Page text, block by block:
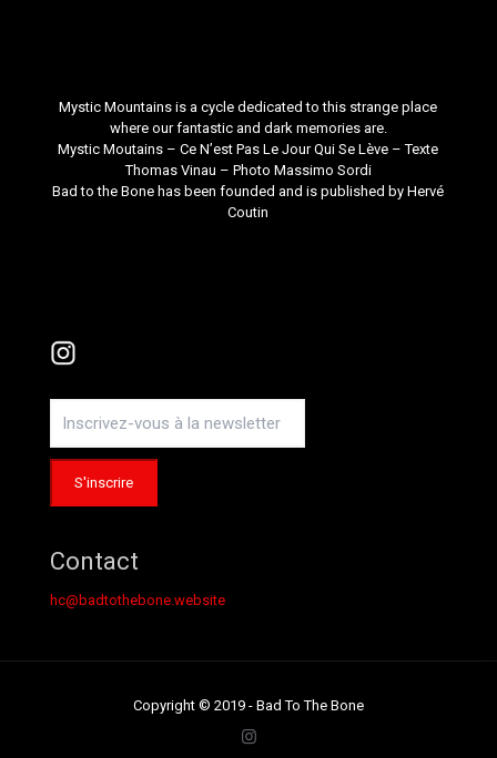
Mystic Mountains is a cycle dedicated to this strange place
where our fantastic and dark memories are.
Mystic Moutains – Ce N’est Pas Le Jour Qui Se Lève – Texte
Thomas Vinau – Photo Massimo Sordi
Bad to the Bone has been founded and is published byHervé
Coutin
Instagram
Contact
hc@badtothebone.website
Copyright © 2019 - Bad To The Bone